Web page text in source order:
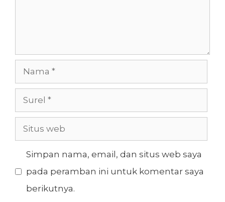
Nama
Surel
Situs
web
Simpan nama, email, dan situs web saya
pada peramban ini untuk komentar saya
berikutnya.